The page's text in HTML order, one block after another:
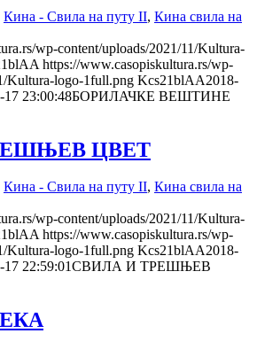
Кина - Свила на путу II, Кина свила на
wp-content/uploads/2021/11/Kultura-
https://www.casopiskultura.rs/wp-
Kultura-logo-1full.png Kcs21blAA2018-
17 23:00:48БОРИЛАЧКЕ ВЕШТИНЕ
ЦВЕТ
Кина - Свила на путу II, Кина свила на
wp-content/uploads/2021/11/Kultura-
https://www.casopiskultura.rs/wp-
Kultura-logo-1full.png Kcs21blAA2018-
17 22:59:01СВИЛА И ТРЕШЊЕВ